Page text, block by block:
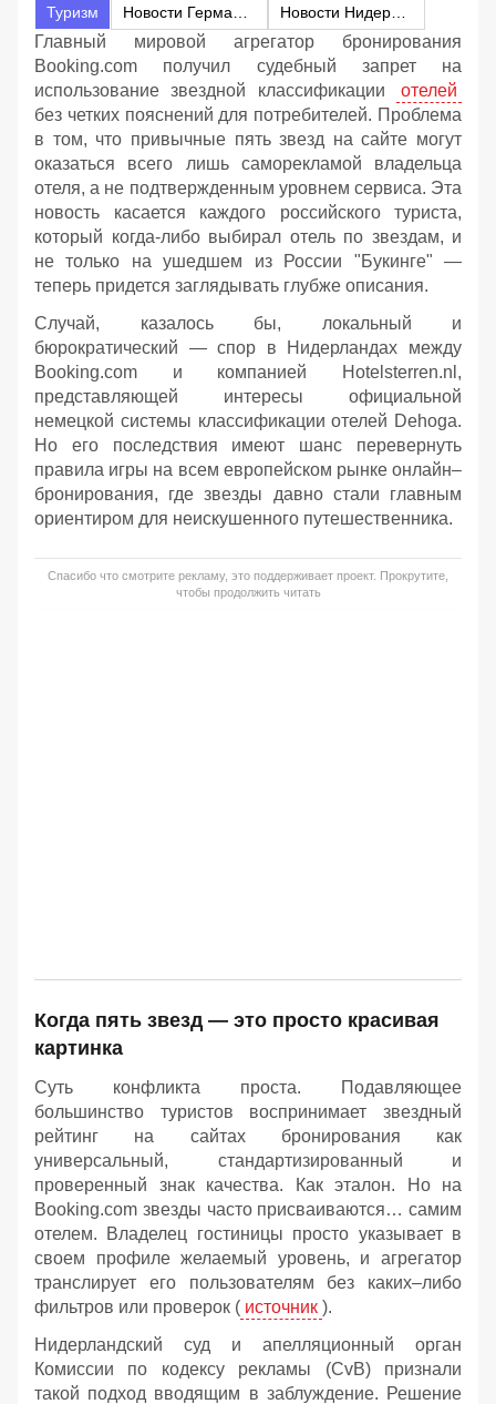
Туризм
Главный мировой агрегатор бронирования
Booking.com получил судебный запрет на
использование звездной классификации
отелей
без четких пояснений для потребителей. Проблема
в том, что привычные пять звезд на сайте могут
оказаться всего лишь саморекламой владельца
отеля, а не подтвержденным уровнем сервиса. Эта
новость касается каждого российского туриста,
который когда-либо выбирал отель по звездам, и
не только на ушедшем из России "Букинге" —
теперь придется заглядывать глубже описания.
Случай, казалось бы, локальный и
бюрократический — спор в Нидерландах между
Booking.com и компанией Hotelsterren.nl,
представляющей интересы официальной
немецкой системы классификации отелей Dehoga.
Но его последствия имеют шанс перевернуть
правила игры на всем европейском рынке онлайн–
бронирования, где звезды давно стали главным
ориентиром для неискушенного путешественника.
Спасибо что смотрите рекламу, это поддерживает проект. Прокрутите,
чтобы продолжить читать
Когда пять звезд — это просто красивая
картинка
Суть конфликта проста. Подавляющее
большинство туристов воспринимает звездный
рейтинг на сайтах бронирования как
универсальный, стандартизированный и
проверенный знак качества. Как эталон. Но на
Booking.com звезды часто присваиваются… самим
отелем. Владелец гостиницы просто указывает в
своем профиле желаемый уровень, и агрегатор
транслирует его пользователям без каких–либо
фильтров или проверок ( источник ).
Нидерландский суд и апелляционный орган
Комиссии по кодексу рекламы (CvB) признали
такой подход вводящим в заблуждение. Решение